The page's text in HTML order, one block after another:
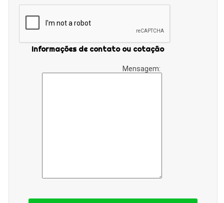
Informações de contato ou cotação
Mensagem: